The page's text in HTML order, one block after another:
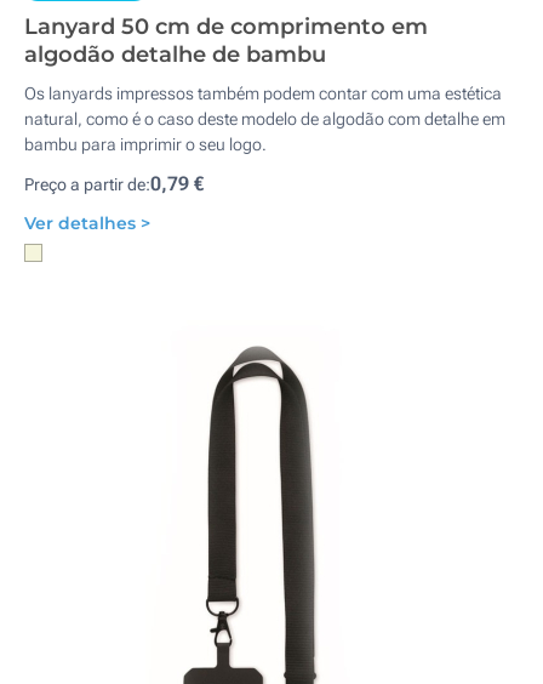
Lanyard 50 cm de comprimento em
algodão detalhe de bambu
Os lanyards impressos também podem contar com uma estética
natural, como é o caso deste modelo de algodão com detalhe em
bambu para imprimir o seu logo.
Preço a partir de:0,79 €
Ver detalhes >